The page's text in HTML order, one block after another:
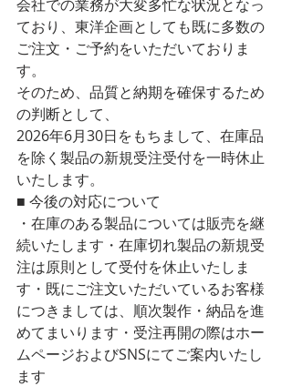
会社での業務が大変多忙な状況となっ
ており、東洋企画としても既に多数の
ご注文・ご予約をいただいておりま
す。
そのため、品質と納期を確保するため
の判断として、
2026年6月30日をもちまして、在庫品
を除く製品の新規受注受付を一時休止
いたします。
■ 今後の対応について
・在庫のある製品については販売を継
続いたします・在庫切れ製品の新規受
注は原則として受付を休止いたしま
す・既にご注文いただいているお客様
につきましては、順次製作・納品を進
めてまいります・受注再開の際はホー
ムページおよびSNSにてご案内いたし
ます